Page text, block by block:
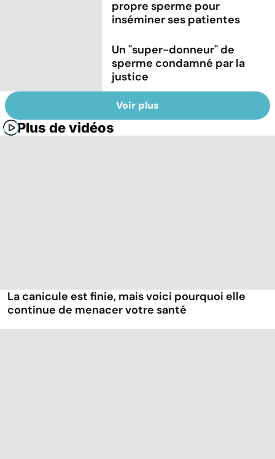
propre sperme pour
inséminer ses patientes
Un "super-donneur" de
sperme condamné par la
justice
Voir plus
Plus de vidéos
La canicule est finie, mais voici pourquoi elle
continue de menacer votre santé